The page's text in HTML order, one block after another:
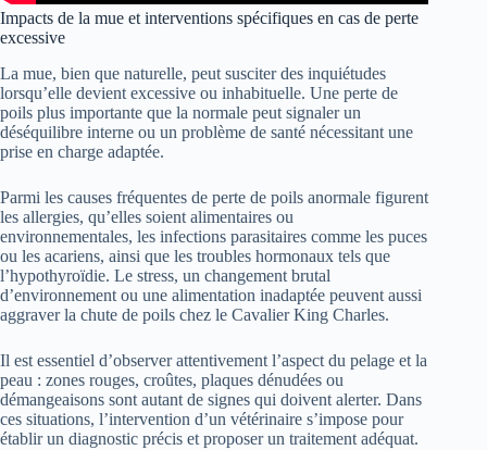
Impacts de la mue et interventions spécifiques en cas de perte
excessive
La mue, bien que naturelle, peut susciter des inquiétudes
lorsqu’elle devient excessive ou inhabituelle. Une perte de
poils plus importante que la normale peut signaler un
déséquilibre interne ou un problème de santé nécessitant une
prise en charge adaptée.
Parmi les causes fréquentes de perte de poils anormale figurent
les allergies, qu’elles soient alimentaires ou
environnementales, les infections parasitaires comme les puces
ou les acariens, ainsi que les troubles hormonaux tels que
l’hypothyroïdie. Le stress, un changement brutal
d’environnement ou une alimentation inadaptée peuvent aussi
aggraver la chute de poils chez le Cavalier King Charles.
Il est essentiel d’observer attentivement l’aspect du pelage et la
peau : zones rouges, croûtes, plaques dénudées ou
démangeaisons sont autant de signes qui doivent alerter. Dans
ces situations, l’intervention d’un vétérinaire s’impose pour
établir un diagnostic précis et proposer un traitement adéquat.